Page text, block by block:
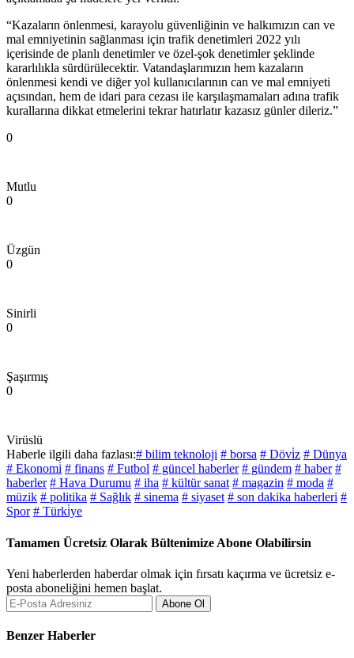
“Kazaların önlenmesi, karayolu güvenliğinin ve halkımızın can ve
mal emniyetinin sağlanması için trafik denetimleri 2022 yılı
içerisinde de planlı denetimler ve özel-şok denetimler şeklinde
kararlılıkla sürdürülecektir. Vatandaşlarımızın hem kazaların
önlenmesi kendi ve diğer yol kullanıcılarının can ve mal emniyeti
açısından, hem de idari para cezası ile karşılaşmamaları adına trafik
kurallarına dikkat etmelerini tekrar hatırlatır kazasız günler dileriz.”
0
Mutlu
0
Üzgün
0
Sinirli
0
Şaşırmış
0
Virüslü
Haberle ilgili daha fazlası:# bilim teknoloji # borsa # Dövi̇z # Dünya
# Ekonomi̇ # finans # Futbol # güncel haberler # gündem # haber #
haberler # Hava Durumu # iha # kültür sanat # magazin # moda #
müzik # politika # Sağlık # sinema # siyaset # son dakika haberleri #
Spor # Türki̇ye
Tamamen Ücretsiz Olarak Bültenimize Abone Olabilirsin
Yeni haberlerden haberdar olmak için fırsatı kaçırma ve ücretsiz e-
posta aboneliğini hemen başlat.
Abone Ol
Benzer Haberler